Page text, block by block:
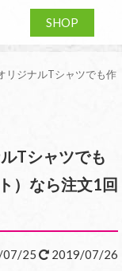
SHOP
リジナルTシャツでも作
Tシャツでも
）なら注文1回
07/25 2019/07/26